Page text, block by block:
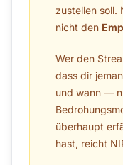
zustellen soll.
nicht den
Wer den
dass dir
und wann —
überhaupt
hast, reicht